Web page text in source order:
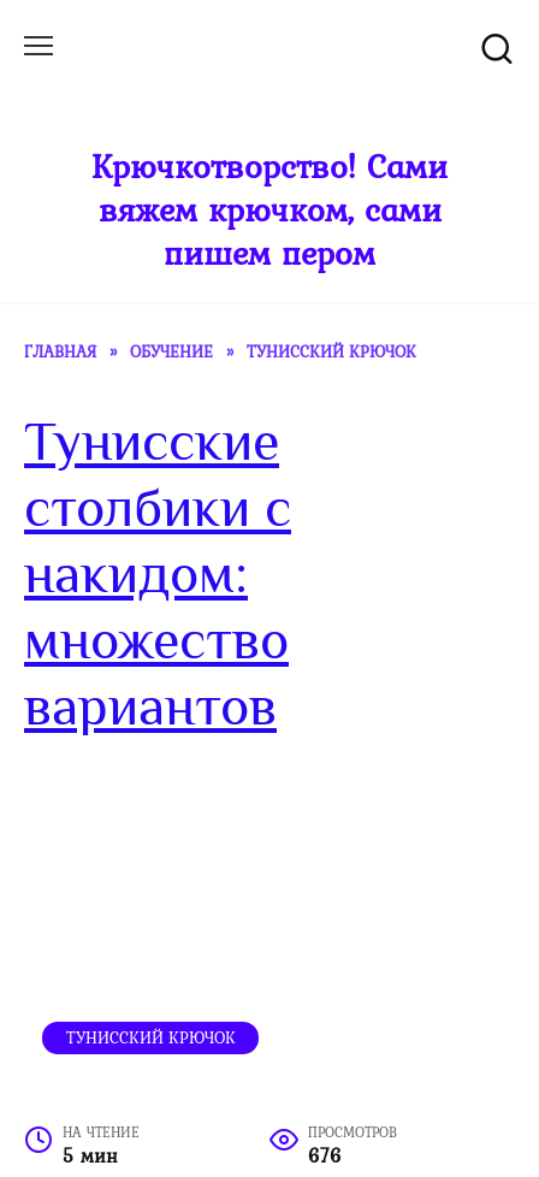
Крючкотворство! Сами
вяжем крючком, сами
пишем пером
ГЛАВНАЯ » ОБУЧЕНИЕ » ТУНИССКИЙ КРЮЧОК
Тунисские
столбики с
накидом:
множество
вариантов
ТУНИССКИЙ КРЮЧОК
НА ЧТЕНИЕ
5 мин
ПРОСМОТРОВ
676